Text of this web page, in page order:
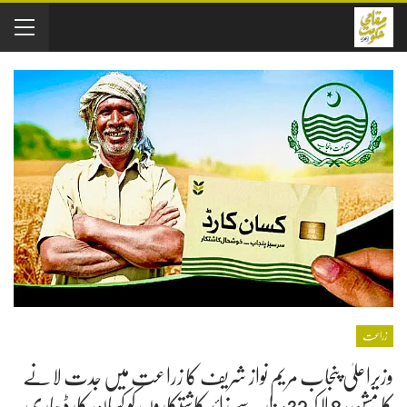
زراعت
وزیراعلیٰ پنجاب مریم نواز شریف کا زراعت میں جدت لانے